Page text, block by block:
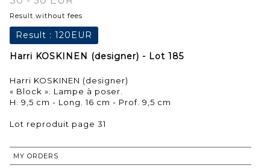
Result without fees
Result : 120EUR
Harri KOSKINEN (designer) - Lot 185
Harri KOSKINEN (designer)
« Block ». Lampe à poser.
H. 9,5 cm - Long. 16 cm - Prof. 9,5 cm
Lot reproduit page 31
MY ORDERS